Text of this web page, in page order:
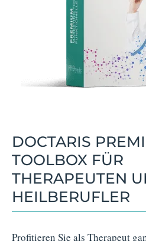
DOCTARIS
TOOLBOX FÜR
THERAPEUTEN
HEILBERUFLER
Profitieren Sie als Therapeut